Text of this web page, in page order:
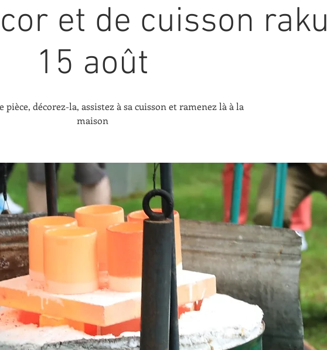
et de cuisson raku
15 août
pièce, décorez-la, assistez à sa cuisson et ramenez là à la
maison